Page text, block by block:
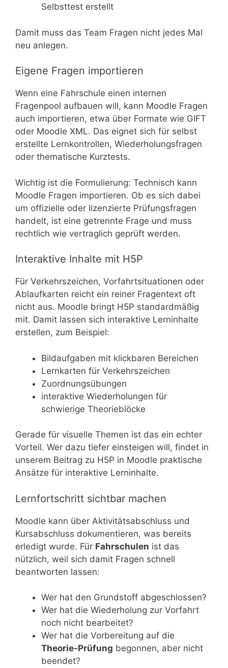
Selbsttest erstellt
Damit muss das Team Fragen nicht jedes Mal
neu anlegen.
Eigene Fragen importieren
Wenn eine Fahrschule einen internen
Fragenpool aufbauen will, kann Moodle Fragen
auch importieren, etwa über Formate wie GIFT
oder Moodle XML. Das eignet sich für selbst
erstellte Lernkontrollen, Wiederholungsfragen
oder thematische Kurztests.
Wichtig ist die Formulierung: Technisch kann
Moodle Fragen importieren. Ob es sich dabei
um offizielle oder lizenzierte Prüfungsfragen
handelt, ist eine getrennte Frage und muss
rechtlich wie vertraglich geprüft werden.
Interaktive Inhalte mit H5P
Für Verkehrszeichen, Vorfahrtsituationen oder
Ablaufkarten reicht ein reiner Fragentext oft
nicht aus. Moodle bringt H5P standardmäßig
mit. Damit lassen sich interaktive Lerninhalte
erstellen, zum Beispiel:
Bildaufgaben mit klickbaren Bereichen
Lernkarten für Verkehrszeichen
Zuordnungsübungen
interaktive Wiederholungen für
schwierige Theorieblöcke
Gerade für visuelle Themen ist das ein echter
Vorteil. Wer dazu tiefer einsteigen will, findet in
unserem Beitrag zu H5P in Moodle praktische
Ansätze für interaktive Lerninhalte.
Lernfortschritt sichtbar machen
Moodle kann über Aktivitätsabschluss und
Kursabschluss dokumentieren, was bereits
erledigt wurde. Für Fahrschulen ist das
nützlich, weil sich damit Fragen schnell
beantworten lassen:
Wer hat den Grundstoff abgeschlossen?
Wer hat die Wiederholung zur Vorfahrt
noch nicht bearbeitet?
Wer hat die Vorbereitung auf die
Theorie-Prüfung begonnen, aber nicht
beendet?